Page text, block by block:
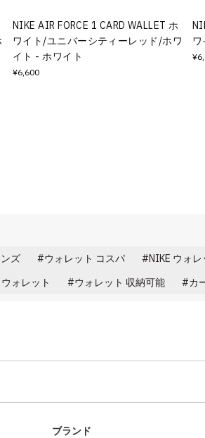
NIKE AIR FORCE 1 CARD WALLET ホ
ワイト/ユニバーシティーレッド/ホワ
イト - ホワイト
¥6,600
ズ ウォレット コスパ NIKE ウォレ
ォレット ウォレット 収納可能 カ
ブランド